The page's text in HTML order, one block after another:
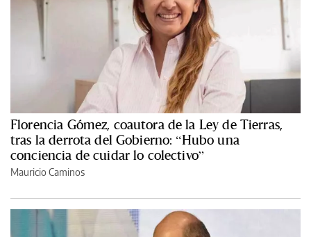
Florencia Gómez, coautora de la Ley de Tierras,
tras la derrota del Gobierno: “Hubo una
conciencia de cuidar lo colectivo”
Mauricio Caminos